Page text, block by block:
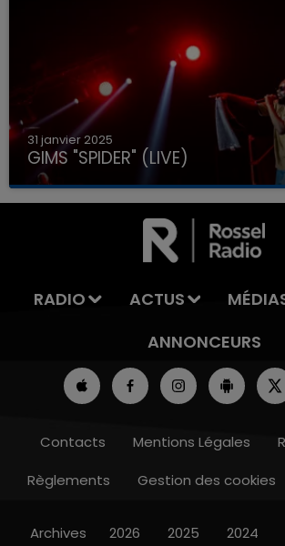
31 janvier 2025
GIMS "SPIDER" (LIVE)
RADIO ACTUS
ANNONCEURS
Contacts Mentions Légales
Règlements
Gestion des cookies
Archives 2026 2025 2024